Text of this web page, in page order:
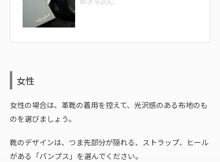
女性
女性の場合は、革靴の着用を控えて、光沢感のある布地のも
のを選びましょう。
靴のデザインは、つま先部分が隠れる、ストラップ、ヒール
がある「パンプス」を選んでください。